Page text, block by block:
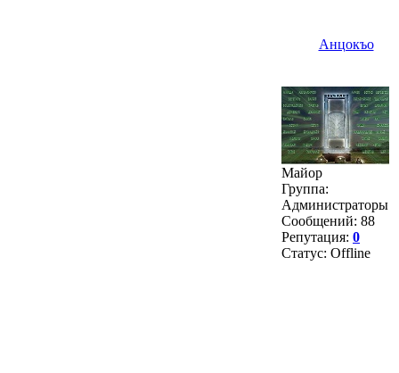
Анцокъо
Майор
Группа:
Администраторы
Сообщений: 88
Репутация: 0
Статус: Offline